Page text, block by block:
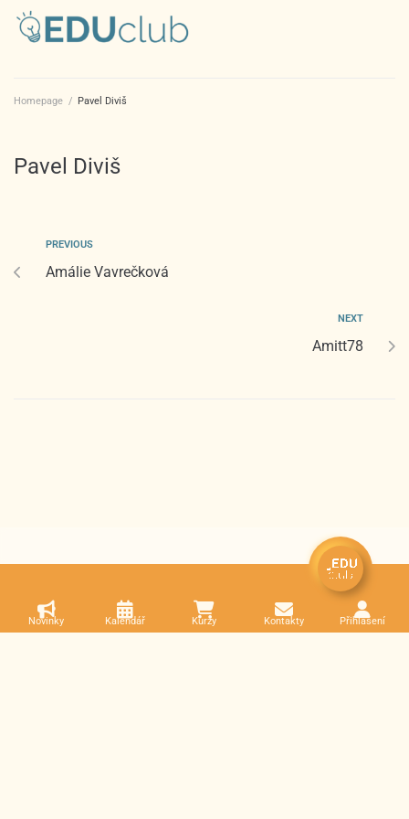
Homepage / Pavel Diviš
Pavel Diviš
PREVIOUS
Amálie Vavrečková
NEXT
Amitt78
Novinky Kalendář Kurzy Kontakty Přihlášení